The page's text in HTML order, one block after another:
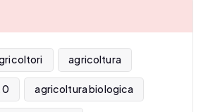
agricoltura
agricoltura biologica